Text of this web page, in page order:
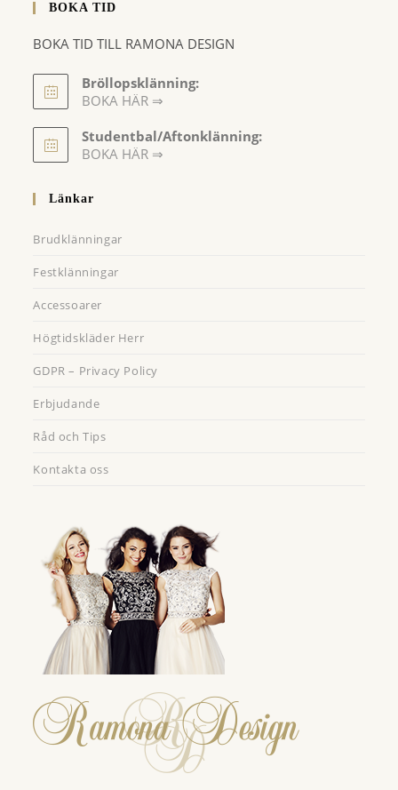
BOKA TID
BOKA TID TILL RAMONA DESIGN
Bröllopsklänning:
BOKA HÄR ⇒
in
a
tab
Studentbal/Aftonklänning:
BOKA HÄR ⇒
Länkar
Brudklänningar
Festklänningar
Accessoarer
Högtidskläder Herr
GDPR – Privacy Policy
Erbjudande
Råd och Tips
Kontakta oss